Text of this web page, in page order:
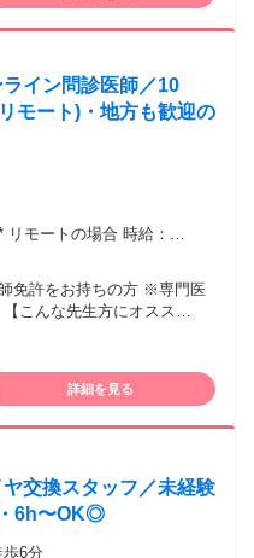
ライン問診医師／10
モート)・地方も歓迎の
トで働ける方優遇
図りたい、 クリニックの後
休みに働きたい方 ⭐美容ク
で現場を離れており、 ブラ
詳細を見る
交換スタッフ／未経験
6h〜OK◎
6分